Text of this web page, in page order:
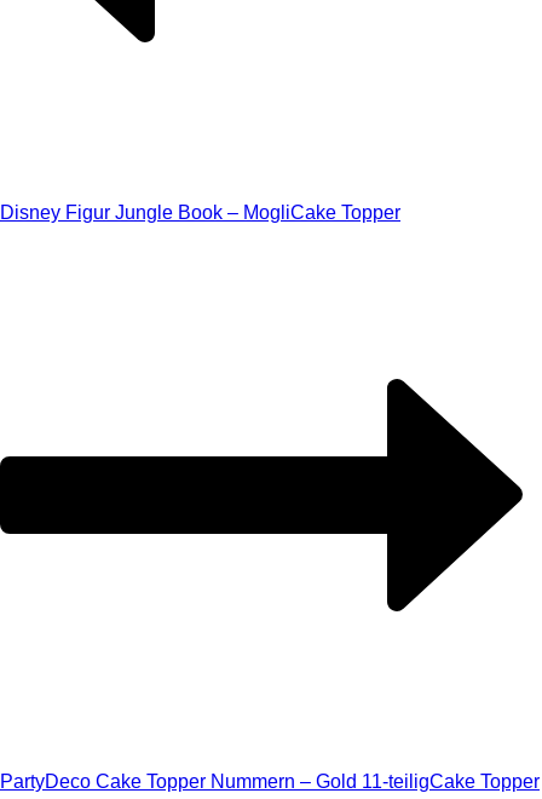
Disney Figur Jungle Book – MogliCake Topper
PartyDeco Cake Topper Nummern – Gold 11-teiligCake Topper